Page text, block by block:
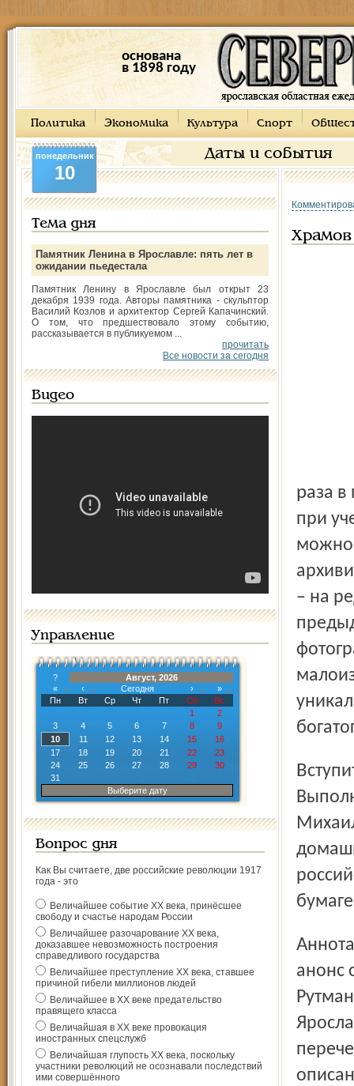
основана
в 1898 году
Политика Экономика Культура Спорт
Даты и события
понедельник
10
Тема дня
Памятник Ленина в Ярославле: пять лет в
ожидании пьедестала
Памятник Ленину в Ярославле был открыт 23
декабря 1939 года. Авторы памятника - скульптор
Василий Козлов и архитектор Сергей Капачинский.
О том, что предшествовало этому событию,
рассказывается в публикуемом ...
прочитать
Все новости за сегодня
Видео
Управление
?
Август, 2026
«
‹ Сегодня ›
»
Пн
Вт Ср Чт Пт Сб
Вс
1
2
3
4 5 6 7 8
9
10
11 12 13 14 15
16
17
18 19 20 21 22
23
24
25 26 27 28 29
30
31
Выберите дату
Вопрос дня
Как Вы считаете, две российские революции 1917
года - это
Величайшее событие ХХ века, принёсшее
свободу и счастье народам России
Величайшее разочарование ХХ века,
доказавшее невозможность построения
справедливого государства
Величайшее преступление ХХ века, ставшее
причиной гибели миллионов людей
Величайшее в ХХ веке предательство
правящего класса
Величайшая в ХХ веке провокация
иностранных спецслужб
Величайшая глупость ХХ века, поскольку
участники революций не осознавали последствий
ими совершённого
раза в полтора больше – за счет хотя бы домовых церквей
при
можно
– на
Вступительный текст написан историком Тамарой Рутман.
Аннотации же церковных престолов – своеобразный
анонс